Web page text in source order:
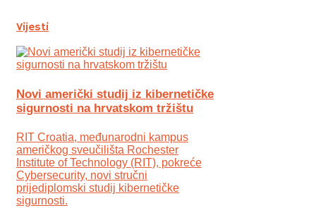
Vijesti
Novi američki studij iz kibernetičke
sigurnosti na hrvatskom tržištu
RIT Croatia, međunarodni kampus
američkog sveučilišta Rochester
Institute of Technology (RIT), pokreće
Cybersecurity, novi stručni
prijediplomski studij kibernetičke
sigurnosti.